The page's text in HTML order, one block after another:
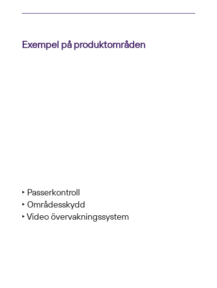
Exempel på produktområden
‣ Passerkontroll
‣ Områdesskydd
‣ Video övervakningssystem